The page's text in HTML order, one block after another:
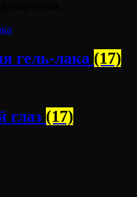
гель-лака (17)
(17)